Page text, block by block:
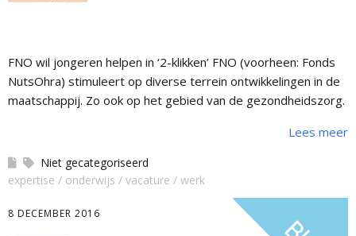
FNO wil jongeren helpen in ‘2-klikken’ FNO (voorheen: Fonds
NutsOhra) stimuleert op diverse terrein ontwikkelingen in de
maatschappij. Zo ook op het gebied van de gezondheidszorg.
Lees meer
Niet gecategoriseerd
expertise
onderwijs vacature werk
8 DECEMBER 2016